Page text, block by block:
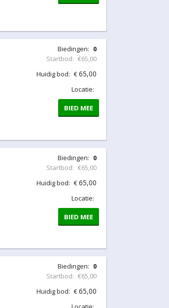
Biedingen: 0
Startbod: €65,00
Huidig bod: €65,00
Locatie:
BIED MEE
Biedingen: 0
Startbod: €65,00
Huidig bod: €65,00
Locatie:
BIED MEE
Biedingen: 0
Startbod: €65,00
Huidig bod: €65,00